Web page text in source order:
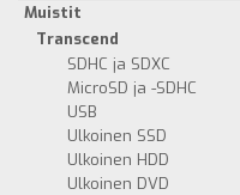
Muistit
Transcend
SDHC ja SDXC
MicroSD ja -SDHC
USB
Ulkoinen SSD
Ulkoinen HDD
Ulkoinen DVD